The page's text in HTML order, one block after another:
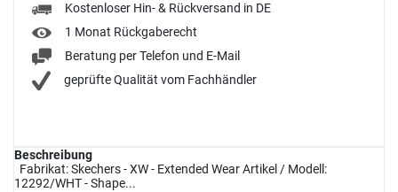
Kostenloser Hin- & Rückversand in DE
1 Monat Rückgaberecht
Beratung per Telefon und E-Mail
geprüfte Qualität vom Fachhändler
Beschreibung
Fabrikat: Skechers - XW - Extended Wear Artikel / Modell:
12292/WHT - Shape...